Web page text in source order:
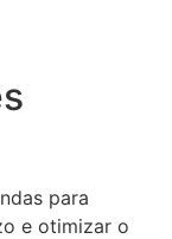
para
e otimizar o